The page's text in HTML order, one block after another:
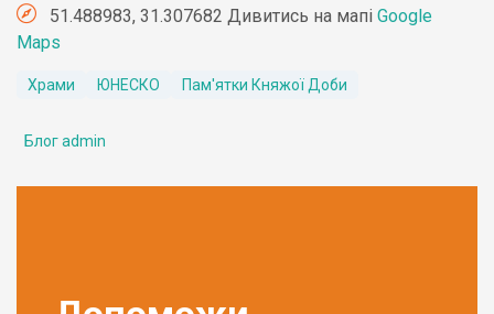
51.488983, 31.307682 Дивитись на мапі Google
Maps
Храми ЮНЕСКО Пам'ятки Княжої Доби
Блог admin